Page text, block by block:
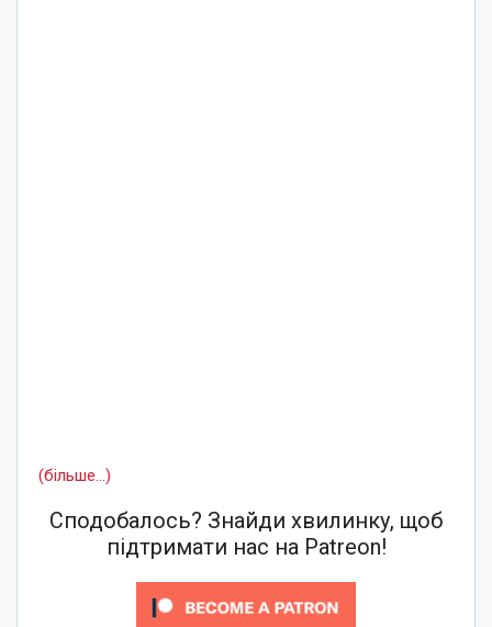
(більше…)
Сподобалось? Знайди хвилинку, щоб
підтримати нас на Patreon!